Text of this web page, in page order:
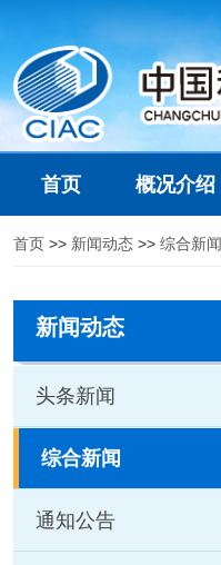
首页 概况介绍
首页 >> 新闻动态 >> 综合新闻
新闻动态
头条新闻
综合新闻
通知公告